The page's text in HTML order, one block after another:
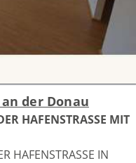
der Donau
HAFENSTRASSE MIT
HAFENSTRASSE IN